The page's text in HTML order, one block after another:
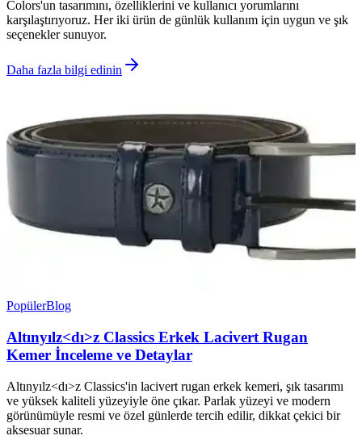
Colors'un tasarımını, özelliklerini ve kullanıcı yorumlarını
karşılaştırıyoruz. Her iki ürün de günlük kullanım için uygun ve şık
seçenekler sunuyor.
Daha fazla bilgi edinin
PopülerBlog
Altınyılz<dı>z Classics Erkek Lacivert Rugan
Kemer İnceleme ve Detaylar
Altınyılz<dı>z Classics'in lacivert rugan erkek kemeri, şık tasarımı
ve yüksek kaliteli yüzeyiyle öne çıkar. Parlak yüzeyi ve modern
görünümüyle resmi ve özel günlerde tercih edilir, dikkat çekici bir
aksesuar sunar.